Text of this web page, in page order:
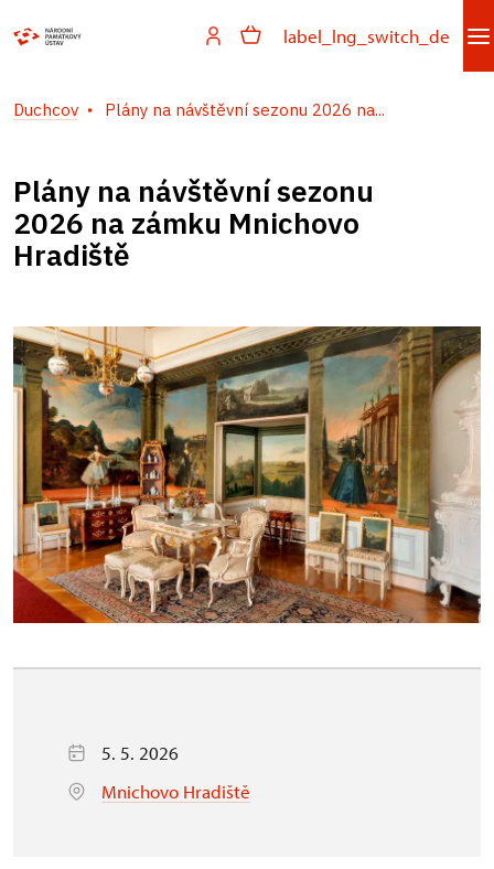
label_lng_switch_de
Duchcov Plány na návštěvní sezonu 2026 na...
Plány na návštěvní sezonu
2026 na zámku Mnichovo
Hradiště
5. 5. 2026
Mnichovo Hradiště